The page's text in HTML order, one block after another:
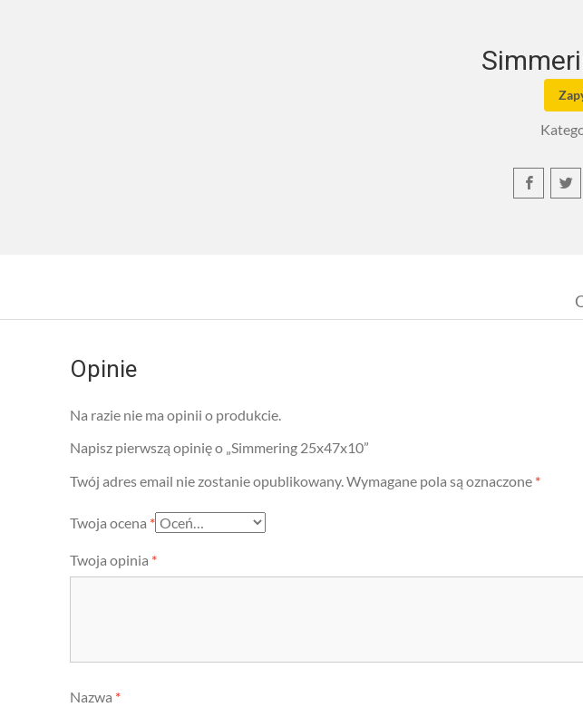
Opinie
Na razie nie ma opinii o produkcie.
Napisz pierwszą opinię o „Simmering 25x47x10”
Twój adres email nie zostanie opublikowany.Wymagane pola są oznaczone *
Twoja ocena *
Twoja opinia *
Nazwa *